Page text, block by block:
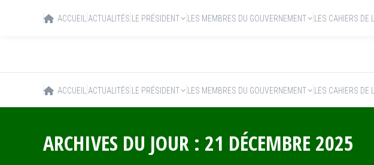
ACCUEIL ACTUALITÉS LE PRÉSIDENT LES MEMBRES DU GOUVERNEMENT LES CAHIERS DE
ARCHIVES DU JOUR : 21 DÉCEMBRE 2025
ACCUEIL ACTUALITÉS LE PRÉSIDENT LES MEMBRES DU GOUVERNEMENT LES CAHIERS DE